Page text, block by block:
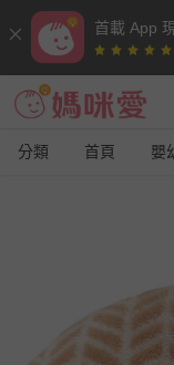
首載 App
分類 首頁 嬰